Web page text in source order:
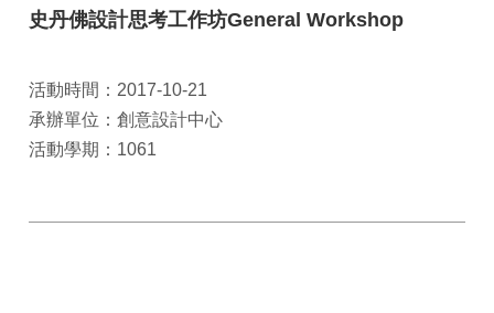
史丹佛設計思考工作坊General Workshop
活動時間：2017-10-21
承辦單位：創意設計中心
活動學期：1061